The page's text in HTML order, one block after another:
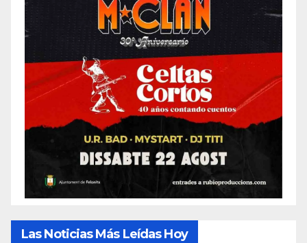
Las Noticias Más Leídas Hoy